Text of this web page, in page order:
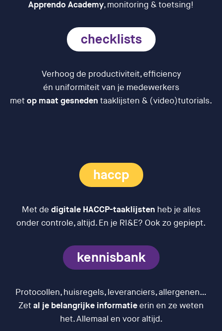
Apprendo Academy, monitoring & toetsing!
checklists
Verhoog de productiviteit, efficiency
én uniformiteit van je medewerkers
metop maat gesneden taaklijsten & (video)tutorials.
haccp
Met de digitale HACCP-taaklijsten heb je alles
onder controle, altijd. En je RI&E? Ook zo gepiept.
kennisbank
Protocollen, huisregels, leveranciers, allergenen…
Zetal je belangrijke informatieerin en ze weten
het. Allemaal en voor altijd.